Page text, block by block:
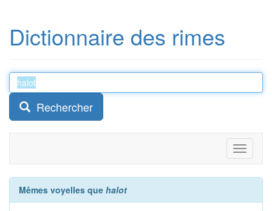
Dictionnaire des rimes
Rechercher
Toggle
Mêmes voyelles que halot